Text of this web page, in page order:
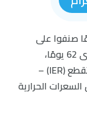
عينة من 25 متطوعًا صنفوا على
أنهم يعانون من السمنة المفرطة على مدى 62 يومًا،
شاركوا خلالها في برنامج تقييد الطاقة المتقطع (IER) –
الحرارية